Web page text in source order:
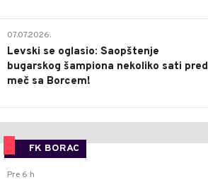
07.07.2026.
Levski se oglasio: Saopštenje
bugarskog šampiona nekoliko sati pred
meč sa Borcem!
FK BORAC
Pre 6 h